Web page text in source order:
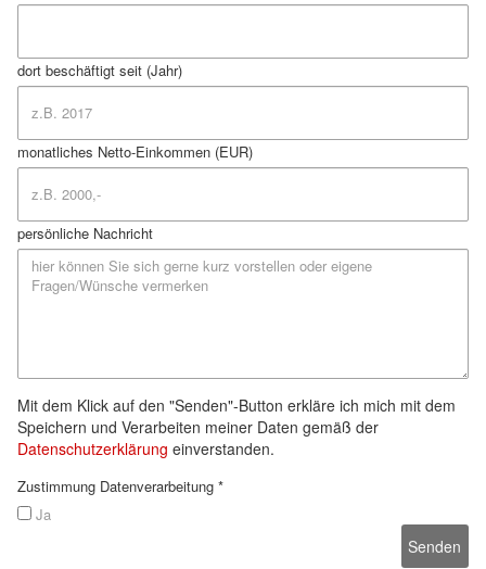
dort beschäftigt seit (Jahr)
monatliches Netto-Einkommen (EUR)
persönliche Nachricht
Mit dem Klick auf den "Senden"-Button erkläre ich mich mit dem
Speichern und Verarbeiten meiner Daten gemäß der
Datenschutzerklärung einverstanden.
Zustimmung Datenverarbeitung *
Ja